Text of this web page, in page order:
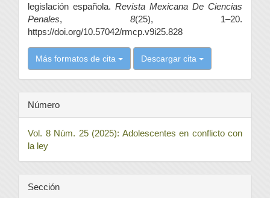
legislación española. Revista Mexicana De Ciencias
Penales, 8(25), 1–20.
https://doi.org/10.57042/rmcp.v9i25.828
Más formatos de cita Descargar cita
Número
Vol. 8 Núm. 25 (2025): Adolescentes en conflicto con
la ley
Sección